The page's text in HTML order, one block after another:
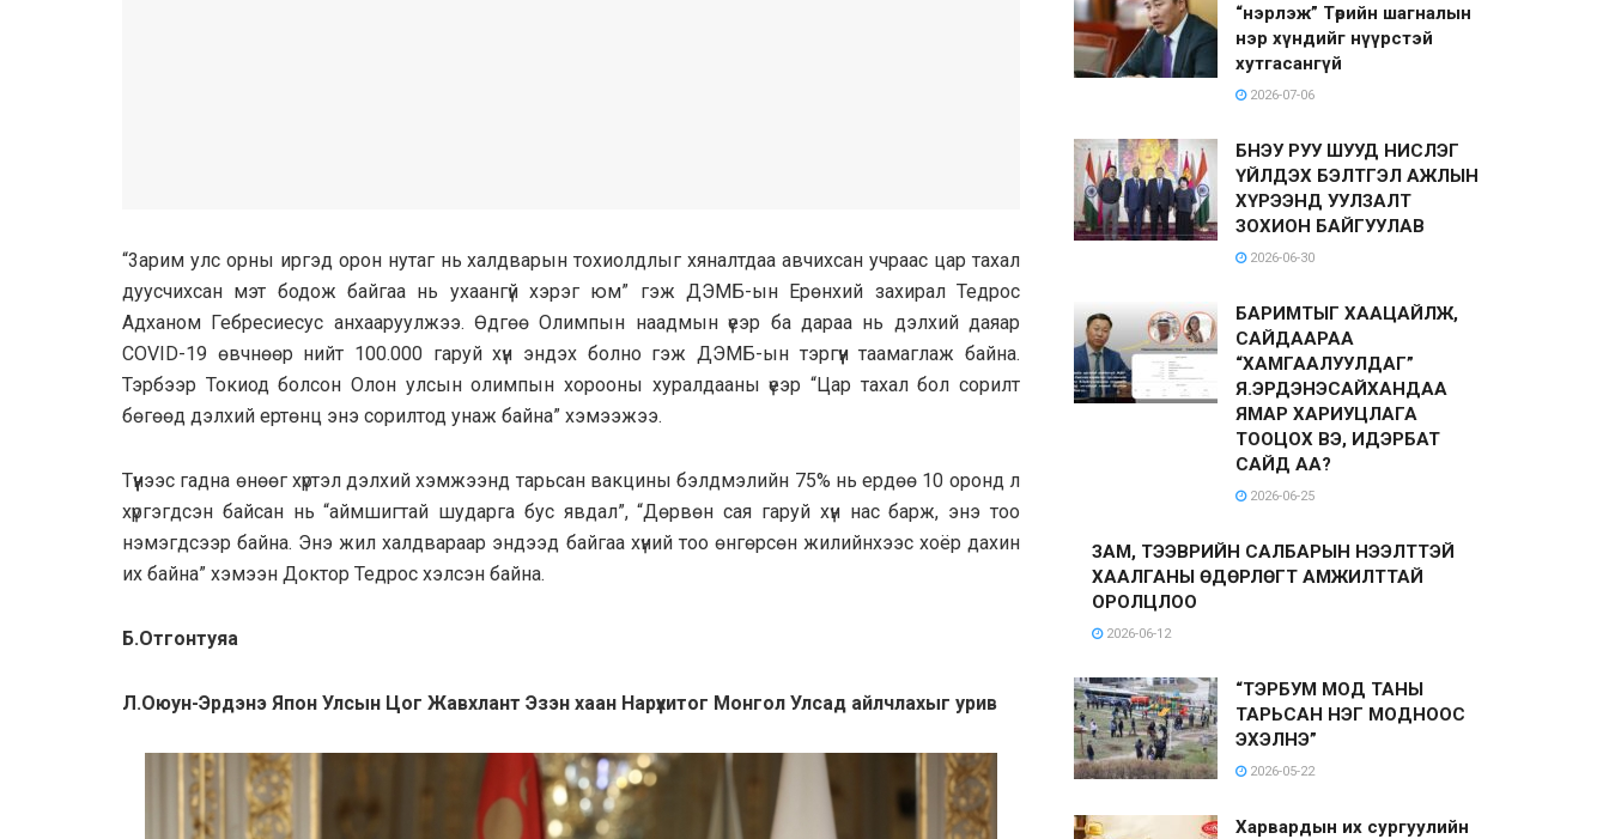
“3арим улс орны иргэд орон нутаг нь халдварын тохиолдлыг хяналтдаа авчихсан учраас цар тахал
дуусчихсан мэт бодож байгаа нь ухаангүй хэрэг юм” гэж ДЭМБ-ын Ерөнхий захирал Тедрос
Адханом Гебресиесус анхааруулжээ. Өдгөө Олимпын наадмын үеэр ба дараа нь дэлхий даяар
COVID-19 өвчнөөр нийт 100.000 гаруй хүн эндэх болно гэж ДЭМБ-ын тэргүүн таамаглаж байна.
Тэрбээр Токиод болсон Олон улсын олимпын хорооны хуралдааны үеэр “Цар тахал бол сорилт
бөгөөд дэлхий ертөнц энэ сорилтод унаж байна” хэмээжээ.
Түүнээс гадна өнөөг хүртэл дэлхий хэмжээнд тарьсан вакцины бэлдмэлийн 75% нь ердөө 10 оронд л
хүргэгдсэн байсан нь “аймшигтай шударга бус явдал”, “Дөрвөн сая гаруй хүн нас барж, энэ тоо
нэмэгдсээр байна. Энэ жил халдвараар эндээд байгаа хүний тоо өнгөрсөн жилийнхээс хоёр дахин
их байна” хэмээн Доктор Тедрос хэлсэн байна.
Б.Отгонтуяа
Л.Оюун-Эрдэнэ Япон Улсын Цог Жавхлант Эзэн хаан Нарүхитог Монгол Улсад айлчлахыг урив
“нэрлэж” Төрийн шагналын
нэр хүндийг нүүрстэй
хутгасангүй
2026-07-06
БНЭУ РУУ ШУУД НИСЛЭГ
ҮЙЛДЭХ БЭЛТГЭЛ АЖЛЫН
ХҮРЭЭНД УУЛЗАЛТ
ЗОХИОН БАЙГУУЛАВ
2026-06-30
БАРИМТЫГ ХААЦАЙЛЖ,
САЙДААРАА
“ХАМГААЛУУЛДАГ”
Я.ЭРДЭНЭСАЙХАНДАА
ЯМАР ХАРИУЦЛАГА
ТООЦОХ ВЭ, ИДЭРБАТ
САЙД АА?
2026-06-25
ЗАМ, ТЭЭВРИЙН САЛБАРЫН НЭЭЛТТЭЙ
ХААЛГАНЫ ӨДӨРЛӨГТ АМЖИЛТТАЙ
ОРОЛЦЛОО
2026-06-12
“ТЭРБУМ МОД ТАНЫ
ТАРЬСАН НЭГ МОДНООС
ЭХЭЛНЭ”
2026-05-22
Харвардын их сургуулийн